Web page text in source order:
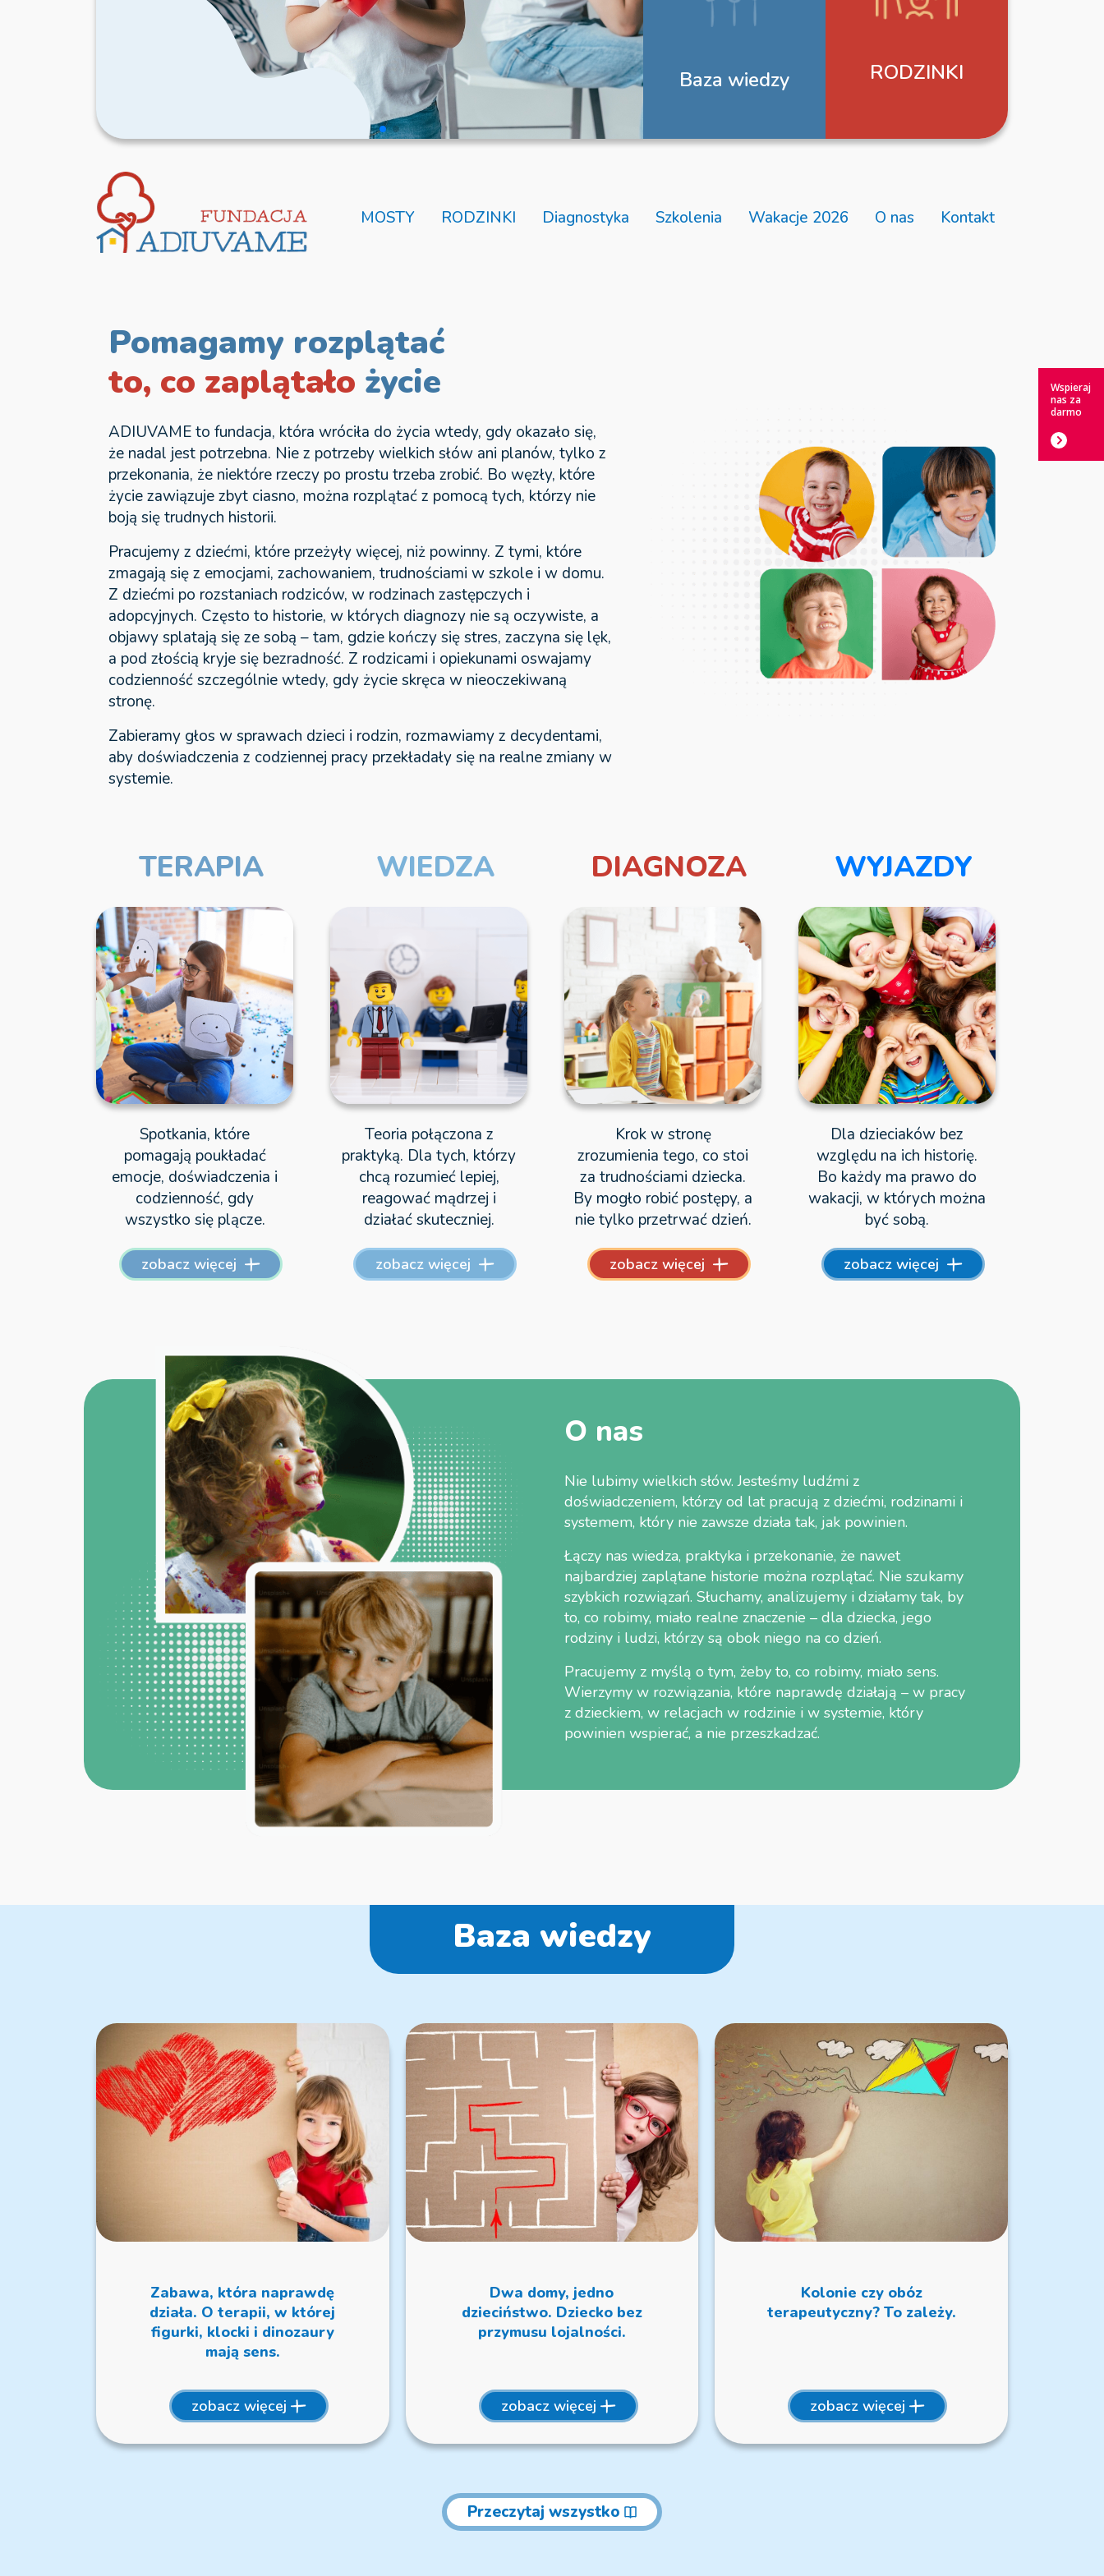
Baza wiedzy RODZINKI
MOSTY RODZINKI Diagnostyka Szkolenia Wakacje 2026 O nas Kontakt
Pomagamy rozplątać
to, co zaplątało życie
ADIUVAME to fundacja, która wróciła do życia wtedy, gdy okazało się,
że nadal jest potrzebna. Nie z potrzeby wielkich słów ani planów, tylko z
przekonania, że niektóre rzeczy po prostu trzeba zrobić. Bo węzły, które
życie zawiązuje zbyt ciasno, można rozplątać z pomocą tych, którzy nie
boją się trudnych historii.
Pracujemy z dziećmi, które przeżyły więcej, niż powinny. Z tymi, które
zmagają się z emocjami, zachowaniem, trudnościami w szkole i w domu.
Z dziećmi po rozstaniach rodziców, w rodzinach zastępczych i
adopcyjnych. Często to historie, w których diagnozy nie są oczywiste, a
objawy splatają się ze sobą – tam, gdzie kończy się stres, zaczyna się lęk,
a pod złością kryje się bezradność. Z rodzicami i opiekunami oswajamy
codzienność szczególnie wtedy, gdy życie skręca w nieoczekiwaną
stronę.
Zabieramy głos w sprawach dzieci i rodzin, rozmawiamy z decydentami,
aby doświadczenia z codziennej pracy przekładały się na realne zmiany w
systemie.
TERAPIA
Spotkania, które
pomagają poukładać
emocje, doświadczenia i
codzienność, gdy
wszystko się plącze.
zobacz więcej
WIEDZA
Teoria połączona z
praktyką. Dla tych, którzy
chcą rozumieć lepiej,
reagować mądrzej i
działać skuteczniej.
zobacz więcej
DIAGNOZA
Krok w stronę
zrozumienia tego, co stoi
za trudnościami dziecka.
By mogło robić postępy, a
nie tylko przetrwać dzień.
zobacz więcej
WYJAZDY
Dla dzieciaków bez
względu na ich historię.
Bo każdy ma prawo do
wakacji, w których można
być sobą.
zobacz więcej
O nas
Nie lubimy wielkich słów. Jesteśmy ludźmi z
doświadczeniem, którzy od lat pracują z dziećmi, rodzinami i
systemem, który nie zawsze działa tak, jak powinien.
Łączy nas wiedza, praktyka i przekonanie, że nawet
najbardziej zaplątane historie można rozplątać. Nie szukamy
szybkich rozwiązań. Słuchamy, analizujemy i działamy tak, by
to, co robimy, miało realne znaczenie – dla dziecka, jego
rodziny i ludzi, którzy są obok niego na co dzień.
Pracujemy z myślą o tym, żeby to, co robimy, miało sens.
Wierzymy w rozwiązania, które naprawdę działają – w pracy
z dzieckiem, w relacjach w rodzinie i w systemie, który
powinien wspierać, a nie przeszkadzać.
Baza wiedzy
Zabawa, która naprawdę
działa. O terapii, w której
figurki, klocki i dinozaury
mają sens.
zobacz więcej
Dwa domy, jedno
dzieciństwo. Dziecko bez
przymusu lojalności.
zobacz więcej
Kolonie czy obóz
terapeutyczny? To zależy.
zobacz więcej
Przeczytaj wszystko
Wspieraj
nas za
darmo